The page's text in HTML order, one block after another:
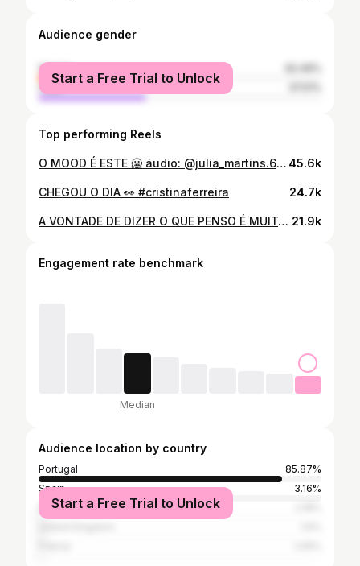
Audience gender
female
male
Start a Free Trial to Unlock
Top performing Reels
O MOOD É ESTE 🥶 áudio: @julia_martins.66 . . . . . . #frio #portugal #casafria 45.6k
CHEGOU O DIA 👀 #cristinaferreira 24.7k
A VONTADE DE DIZER O QUE PENSO É MUITA 💀. . . . . . . . #professor #pov #humor 21.9k
Engagement rate benchmark
Median
Audience location by country
Portugal
85.87%
Spain
3.16%
Brazil
Start a Free Trial to Unlock